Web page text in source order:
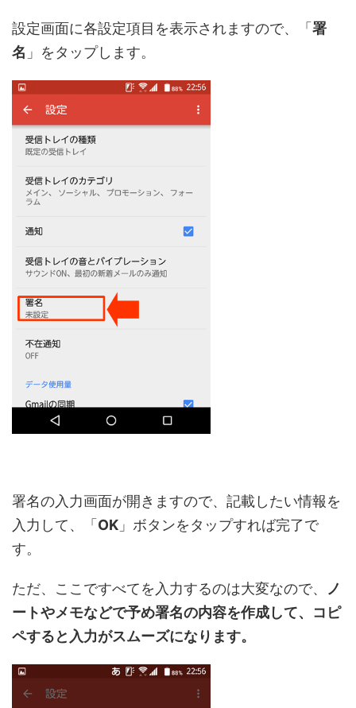
設定画面に各設定項目を表示されますので、「 署
名 」をタップします。
署名の入力画面が開きますので、記載したい情報を
入力して、「OK 」ボタンをタップすれば完了で
す。
ただ、ここですべてを入力するのは大変なので、
ノ
ートやメモなどで予め署名の内容を作成して、コピ
ペすると入力がスムーズになります。